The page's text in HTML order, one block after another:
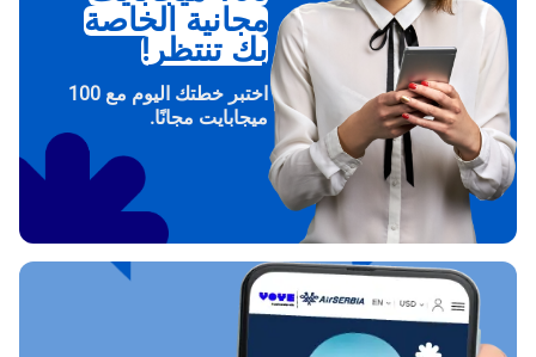
مجانية الخاصة
بك تنتظر!
اختبر خطتك اليوم مع 100
ميجابايت مجانًا.